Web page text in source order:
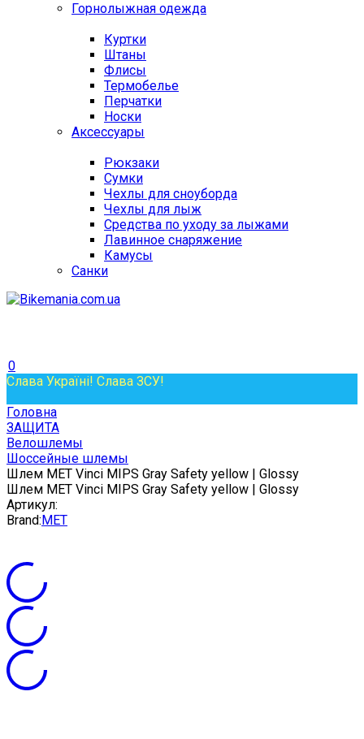
Горнолыжная одежда
Куртки
Штаны
Флисы
Термобелье
Перчатки
Носки
Аксессуары
Рюкзаки
Сумки
Чехлы для сноуборда
Чехлы для лыж
Средства по уходу за лыжами
Лавинное снаряжение
Камусы
Санки
0
Слава Україні! Слава ЗСУ!
Головна
ЗАЩИТА
Велошлемы
Шоссейные шлемы
Шлем MET Vinci MIPS Gray Safety yellow | Glossy
Шлем MET Vinci MIPS Gray Safety yellow | Glossy
Артикул:
Brand:MET